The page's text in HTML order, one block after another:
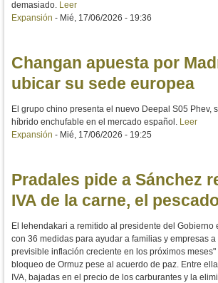
demasiado. Leer
Expansión - Mié, 17/06/2026 - 19:36
Changan apuesta por
ubicar su sede europea
El grupo chino presenta el nuevo Deepal S05 Phev,
híbrido enchufable en el mercado español. Leer
Expansión - Mié, 17/06/2026 - 19:25
Pradales pide a Sánchez
IVA de la carne, el
El lehendakari a remitido al presidente del Gobierno
con 36 medidas para ayudar a familias y empresas a
previsible inflación creciente en los próximos
bloqueo de Ormuz pese al acuerdo de paz. Entre
IVA, bajadas en el precio de los carburantes y la